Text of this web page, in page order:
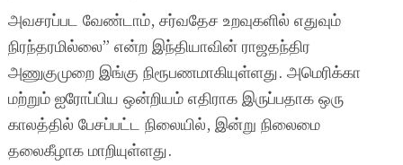
அவசரப்பட வேண்டாம், சர்வதேச உறவுகளில் எதுவும்
நிரந்தரமில்லை” என்ற இந்தியாவின் ராஜதந்திர
அணுகுமுறை இங்கு நிரூபணமாகியுள்ளது. அமெரிக்கா
மற்றும் ஐரோப்பிய ஒன்றியம் எதிராக இருப்பதாக ஒரு
காலத்தில் பேசப்பட்ட நிலையில், இன்று நிலைமை
தலைகீழாக மாறியுள்ளது.